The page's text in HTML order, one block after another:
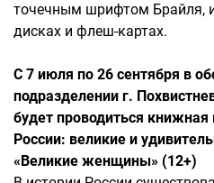
точечным шрифтом Брайля,
дисках и флеш-картах.
С 7 июля по 26 сентября в
подразделении г.
будет проводиться
России: великие и
«Великие женщины» (12+)